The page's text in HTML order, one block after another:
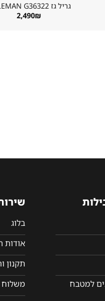
גריל גז ⁦COLEMAN G36322⁩
2,490₪
למטבח
בלוג
אודות
תקנון
משלוח